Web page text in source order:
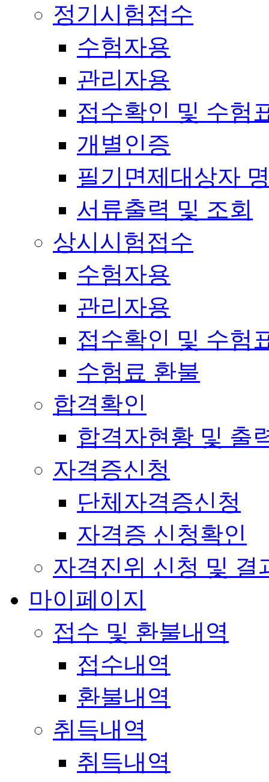
정기시험접수
수험자용
관리자용
접수확인 및 수험
개별인증
필기면제대상자
서류출력 및 조회
상시시험접수
수험자용
관리자용
접수확인 및 수험
수험료 환불
합격확인
합격자현황 및 출
자격증신청
단체자격증신청
자격증 신청확인
자격진위 신청 및 결
마이페이지
접수 및 환불내역
접수내역
환불내역
취득내역
취득내역